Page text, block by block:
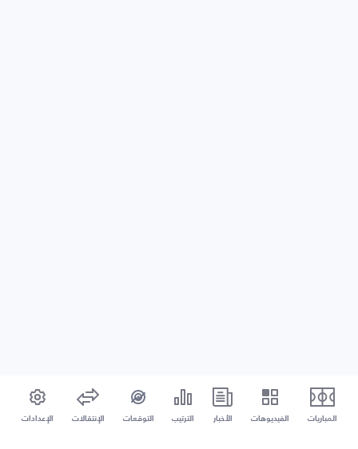
المباريات الفيديوهات الأخبار الترتيب التوقعات الإنتقالات الإعدادات